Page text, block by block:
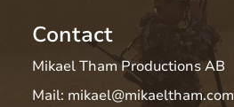
Contact
Mikael Tham Productions AB
Mail: mikael@mikaeltham.com